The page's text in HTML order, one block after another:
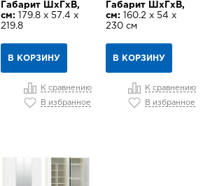
Габарит ШхГхВ,
см:
179.8 х 57.4 х
219.8
В КОРЗИНУ
К сравнению
В избранное
Габарит ШхГхВ,
см: 160.2 х 54 х
230 см
В КОРЗИНУ
К сравнению
В избранное